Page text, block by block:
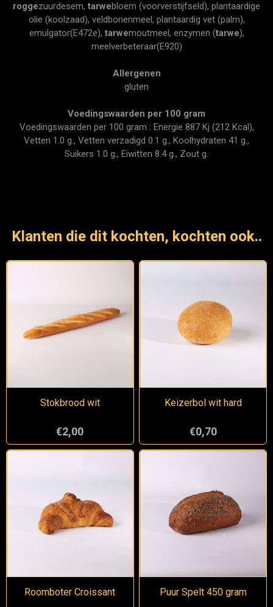
roggezuurdesem, tarwebloem (voorverstijfseld), plantaardige
olie (koolzaad), veldbonenmeel, plantaardig vet (palm),
emulgator(E472e), tarwemoutmeel, enzymen (tarwe),
meelverbeteraar(E920)
Allergenen
gluten
Voedingswaarden per 100 gram
Voedingswaarden per 100 gram : Energie 887 Kj (212 Kcal),
Vetten 1.0 g., Vetten verzadigd 0.1 g., Koolhydraten 41 g.,
Suikers 1.0 g., Eiwitten 8.4 g., Zout g.
Klanten die dit kochten, kochten ook..
Stokbrood wit
€2,00
Keizerbol wit hard
€0,70
Roomboter Croissant Puur Spelt 450 gram